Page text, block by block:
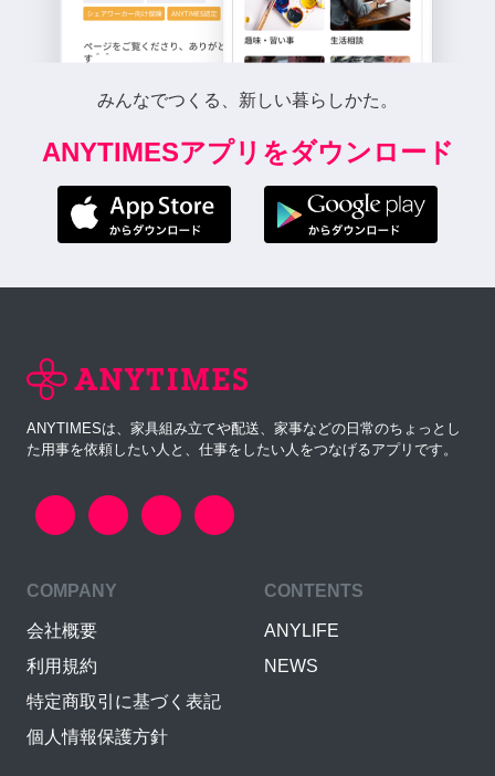
みんなでつくる、新しい暮らしかた。
ANYTIMESアプリをダウンロード
ANYTIMESは、家具組み立てや配送、家事などの日常のちょっとし
た用事を依頼したい人と、仕事をしたい人をつなげるアプリです。
COMPANY
会社概要
利用規約
特定商取引に基づく表記
個人情報保護方針
CONTENTS
ANYLIFE
NEWS